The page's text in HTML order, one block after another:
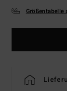
Größentabelle